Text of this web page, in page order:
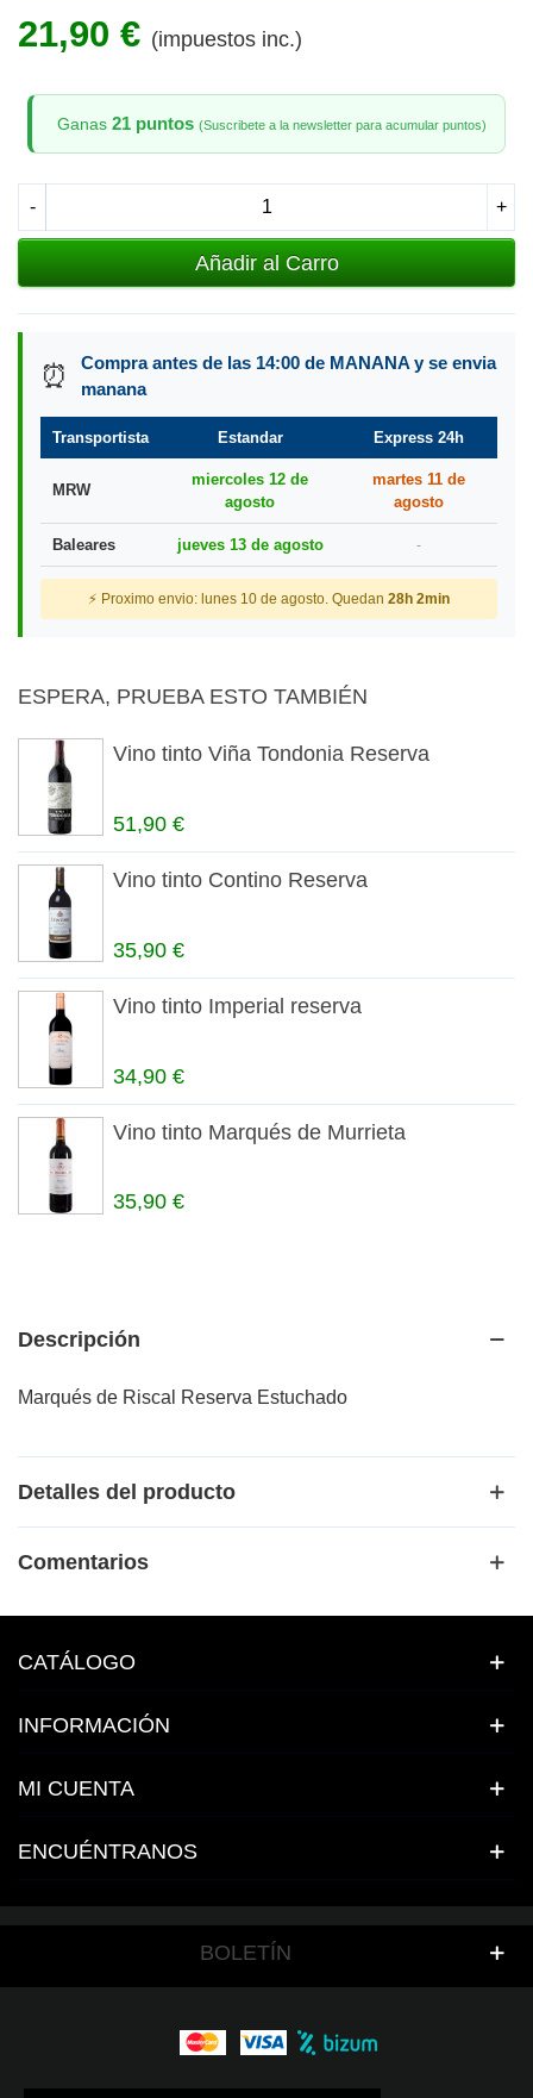
21,90 € (impuestos inc.)
Ganas 21 puntos (Suscribete a la newsletter para acumular puntos)
- +
Añadir al Carro
⏰
Compra antes de las 14:00 de MANANA y se envia
manana
Transportista Estandar Express 24h
MRW
miercoles 12 de
agosto
martes 11 de
agosto
Baleares jueves 13 de agosto -
⚡ Proximo envio: lunes 10 de agosto. Quedan 28h 2min
ESPERA, PRUEBA ESTO TAMBIÉN
Vino tinto Viña Tondonia Reserva
51,90 €
Vino tinto Contino Reserva
35,90 €
Vino tinto Imperial reserva
34,90 €
Vino tinto Marqués de Murrieta
35,90 €
Descripción
Marqués de Riscal Reserva Estuchado
Detalles del producto
Comentarios
CATÁLOGO
INFORMACIÓN
MI CUENTA
ENCUÉNTRANOS
BOLETÍN